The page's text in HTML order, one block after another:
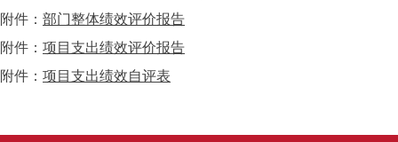
附件： 部门整体绩效评价报告
附件： 项目支出绩效评价报告
附件： 项目支出绩效自评表